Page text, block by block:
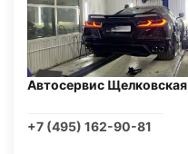
Автосервис Щелковская
+7 (495) 162-90-81